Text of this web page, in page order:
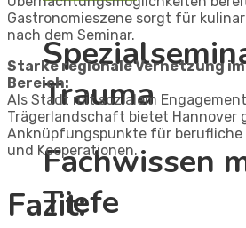
Trauma
Fachwissen
Tiefe
Gastronomieszene sorgt für
nach dem Seminar.
Starke regionale Vernetzung
Bereich​:
Als Stadt mit sozialem
Trägerlandschaft bietet Hannover
Anknüpfungspunkte für berufliche
und Kooperationen.​​
Fazit:​